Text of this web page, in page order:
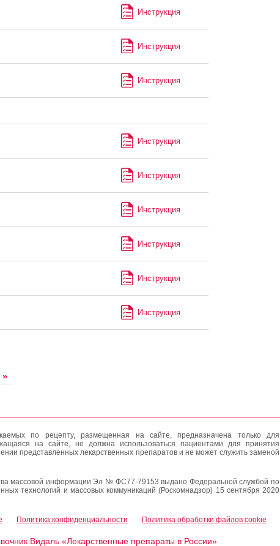
Инструкция
Инструкция
Инструкция
Инструкция
Инструкция
Инструкция
Инструкция
Инструкция
Инструкция
»
по рецепту, размещенная на сайте, предназначена только для
на сайте, не должна использоваться пациентами для принятия
представленных лекарственных препаратов и не может служить заменой
массовой информации Эл № ФС77-79153 выдано Федеральной службой по
технологий и массовых коммуникаций (Роскомнадзор) 15 сентября 2020
Политика конфиденциальности Политика обработки файлов cookie
Видаль «Лекарственные препараты в России»